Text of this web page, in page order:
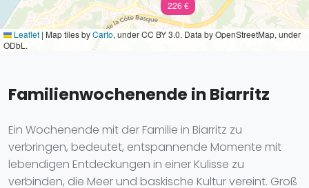
226 €
Leaflet | Map tiles byCarto, under CC BY 3.0. Data by OpenStreetMap, under
ODbL.
Familienwochenende in Biarritz
Ein Wochenende mit der Familie in Biarritz zu
verbringen, bedeutet, entspannende Momente mit
lebendigen Entdeckungen in einer Kulisse zu
verbinden, die Meer und baskische Kultur vereint. Groß